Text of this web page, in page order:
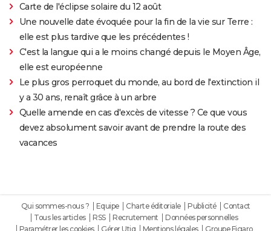
Carte de l'éclipse solaire du 12 août
Une nouvelle date évoquée pour la fin de la vie sur Terre :
elle est plus tardive que les précédentes !
C'est la langue qui a le moins changé depuis le Moyen Âge,
elle est européenne
Le plus gros perroquet du monde, au bord de l'extinction il
y a 30 ans, renaît grâce à un arbre
Quelle amende en cas d'excès de vitesse ? Ce que vous
devez absolument savoir avant de prendre la route des
vacances
Qui sommes-nous ? Equipe Charte éditoriale Publicité
Contact
Tous les articles
RSS Recrutement
Données personnelles
Paramétrer les cookies
Gérer Utiq Mentions légales Groupe Figaro